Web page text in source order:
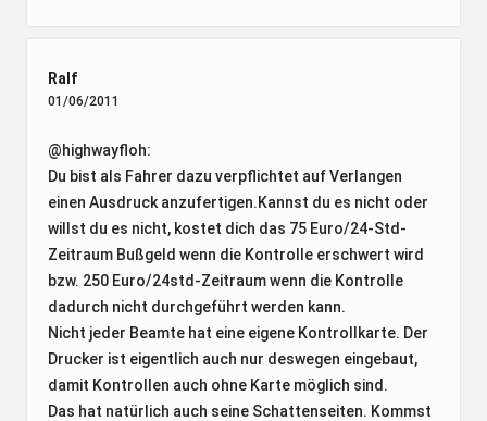
Ralf
01/06/2011
@highwayfloh:
Du bist als Fahrer dazu verpflichtet auf Verlangen
einen Ausdruck anzufertigen.Kannst du es nicht oder
willst du es nicht, kostet dich das 75 Euro/24-Std-
Zeitraum Bußgeld wenn die Kontrolle erschwert wird
bzw. 250 Euro/24std-Zeitraum wenn die Kontrolle
dadurch nicht durchgeführt werden kann.
Nicht jeder Beamte hat eine eigene Kontrollkarte. Der
Drucker ist eigentlich auch nur deswegen eingebaut,
damit Kontrollen auch ohne Karte möglich sind.
Das hat natürlich auch seine Schattenseiten. Kommst